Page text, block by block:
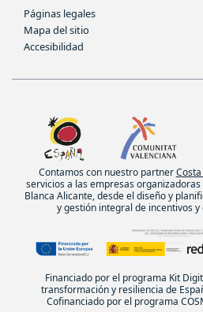
Páginas legales
Mapa del sitio
Accesibilidad
Contamos con nuestro partner
servicios a las empresas organizadoras
Blanca Alicante, desde el diseño y
y gestión integral de incentivos
Financiado por el programa Kit
transformación y resiliencia de
Cofinanciado por el programa